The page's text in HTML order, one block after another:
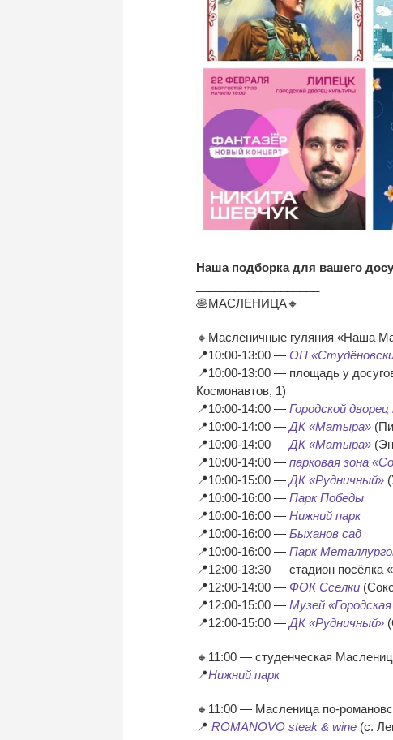
Наша подборка для вашего
🥞МАСЛЕНИЦА🔸
🔸Масленичные гуляния «Наша
📍10:00-13:00 — ОП
📍10:00-13:00 — площадь у
Космонавтов, 1)
📍10:00-14:00 — Городской
📍10:00-14:00 — ДК «Матыра»
📍10:00-14:00 — ДК «Матыра»
📍10:00-14:00 — парковая зона
📍10:00-15:00 — ДК «Рудничный»
📍10:00-16:00 — Парк Победы
📍10:00-16:00 — Нижний парк
📍10:00-16:00 — Быханов сад
📍10:00-16:00 — Парк
📍12:00-13:30 — стадион посёлка
📍12:00-14:00 — ФОК Сселки
📍12:00-15:00 — Музей
📍12:00-15:00 — ДК «Рудничный»
🔸11:00 — студенческая
📍Нижний парк
🔸11:00 — Масленица по-
📍 ROMANOVO steak & wine (с.